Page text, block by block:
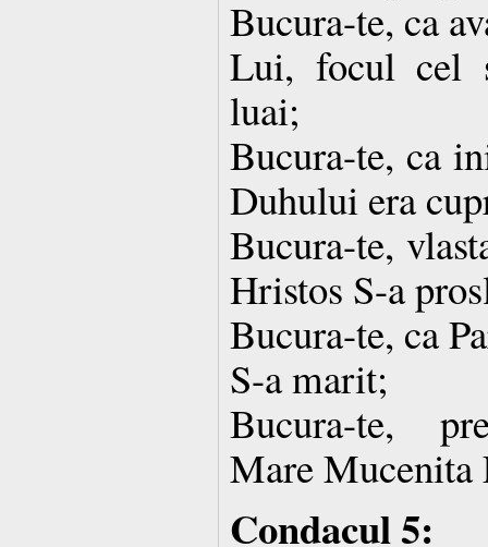
Bucura-te, ca
Lui, focul cel
luai;
Bucura-te, ca
Duhului era
Bucura-te,
Hristos S-a
Bucura-te, ca
S-a marit;
Bucura-te,
Mare Mucenita
Condacul 5: